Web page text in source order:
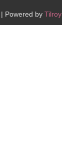
Powered by Tilroy